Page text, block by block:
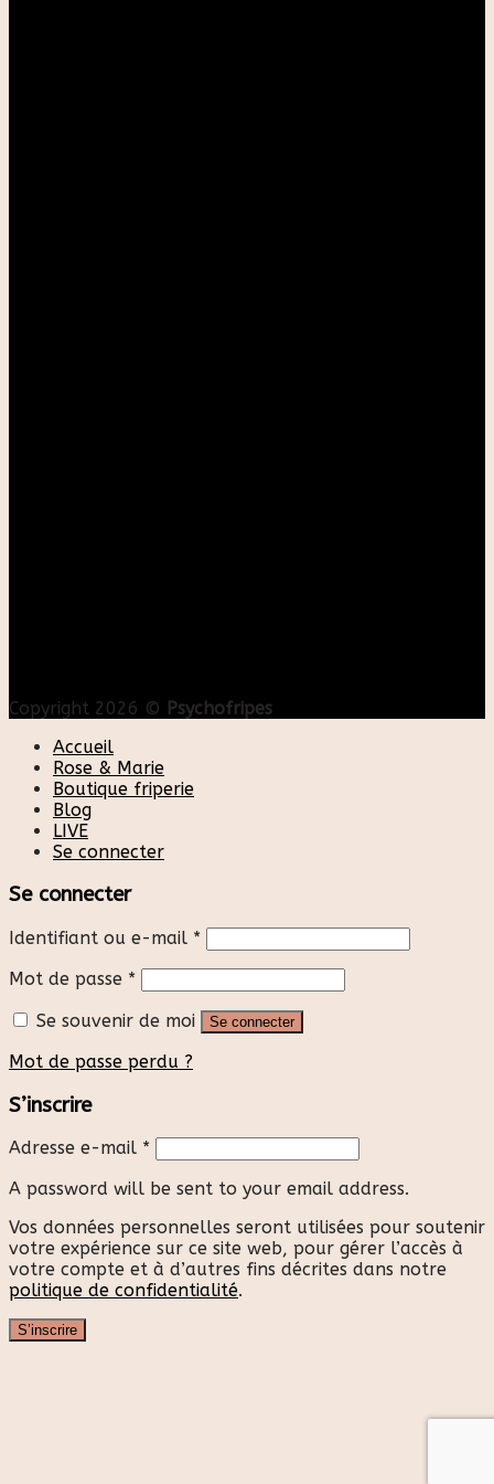
Copyright 2026 © Psychofripes
Accueil
Rose & Marie
Boutique friperie
Blog
LIVE
Se connecter
Se connecter
Identifiant ou e-mail *
Mot de passe *
Se souvenir de moi
Se connecter
Mot de passe perdu ?
S’inscrire
Adresse e-mail *
A password will be sent to your email address.
Vos données personnelles seront utilisées pour soutenir
votre expérience sur ce site web, pour gérer l’accès à
votre compte et à d’autres fins décrites dans notre
politique de confidentialité.
S’inscrire